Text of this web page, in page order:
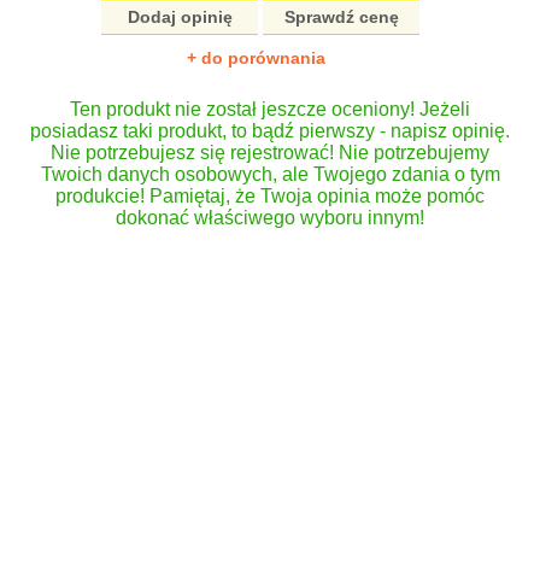
Dodaj opinię Sprawdź cenę
+ do porównania
Ten produkt nie został jeszcze oceniony! Jeżeli
posiadasz taki produkt, to bądź pierwszy - napisz opinię.
Nie potrzebujesz się rejestrować! Nie potrzebujemy
Twoich danych osobowych, ale Twojego zdania o tym
produkcie! Pamiętaj, że Twoja opinia może pomóc
dokonać właściwego wyboru innym!